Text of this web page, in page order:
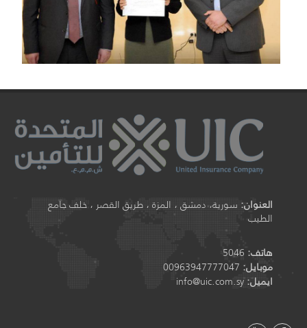
العنوان: سورية، دمشق ، المزة ، طريق القصر ، خلف جامع
الطيب
هاتف: 5046
موبايل: 00963947777047
ايميل:info@uic.com.sy